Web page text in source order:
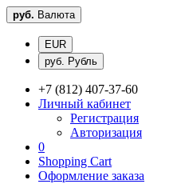
руб. Валюта
EUR
руб. Рубль
+7 (812) 407-37-60
Личный кабинет
Регистрация
Авторизация
0
Shopping Cart
Оформление заказа